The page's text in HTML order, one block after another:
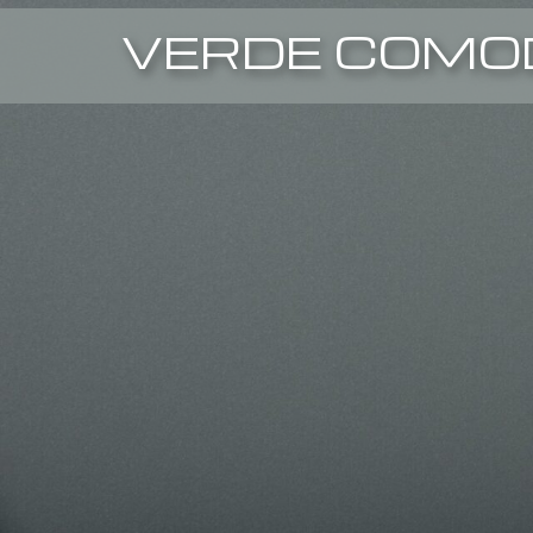
VERDE